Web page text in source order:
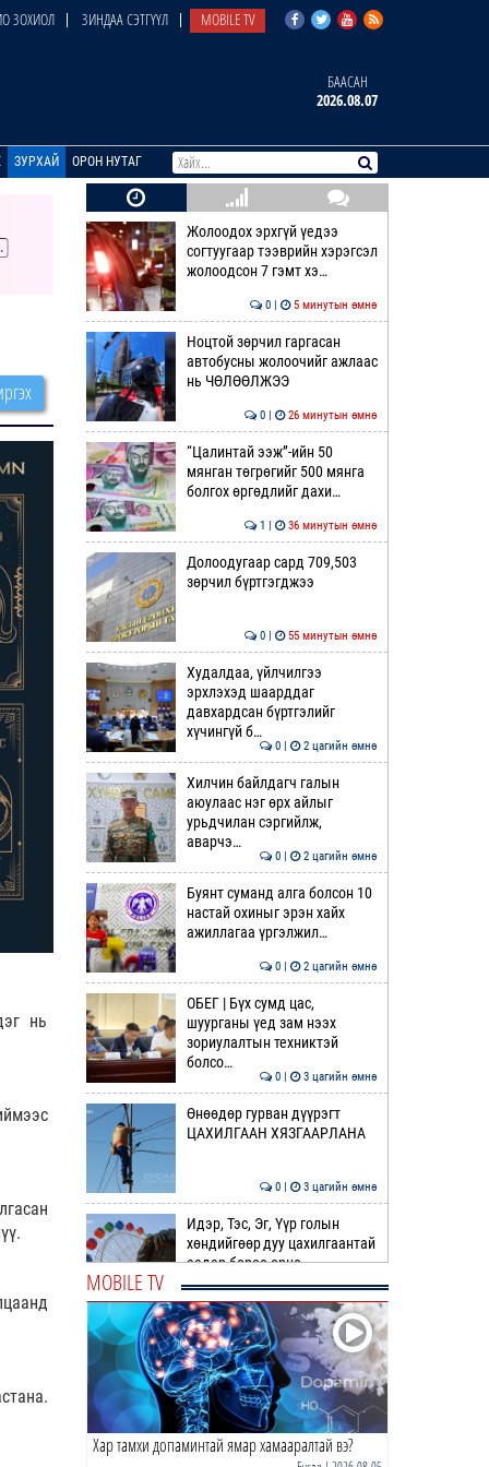
ЗОХИОЛ ЗИНДАА СЭТГҮҮЛ MOBILE TV
БААСАН
2026.08.07
ЗУРХАЙ ОРОН НУТАГ
нь
Жолоодох эрхгүй үедээ
согтуугаар тээврийн хэрэгсэл
жолоодсон 7 гэмт хэ…
0 | 5 минутын өмнө
Ноцтой зөрчил гаргасан
автобусны жолоочийг ажлаас
нь ЧӨЛӨӨЛЖЭЭ
0 | 26 минутын өмнө
“Цалинтай ээж”-ийн 50
мянган төгрөгийг 500 мянга
болгох өргөдлийг дахи…
1 | 36 минутын өмнө
Долоодугаар сард 709,503
зөрчил бүртгэгджээ
0 | 55 минутын өмнө
Худалдаа, үйлчилгээ
эрхлэхэд шаарддаг
давхардсан бүртгэлийг
хүчингүй б…
0 | 2 цагийн өмнө
Хилчин байлдагч галын
аюулаас нэг өрх айлыг
урьдчилан сэргийлж,
аварчэ…
0 | 2 цагийн өмнө
Буянт суманд алга болсон 10
настай охиныг эрэн хайх
ажиллагаа үргэлжил…
0 | 2 цагийн өмнө
ОБЕГ | Бүх сумд цас,
шуурганы үед зам нээх
зориулалтын техниктэй
болсо…
0 | 3 цагийн өмнө
Өнөөдөр гурван дүүрэгт
ЦАХИЛГААН ХЯЗГААРЛАНА
0 | 3 цагийн өмнө
Идэр, Тэс, Эг, Үүр голын
хөндийгөөр дуу цахилгаантай
аадар бороо орно
ӨРНИЙН ЗУРХАЙ |
Ихрийнхний эрч хүч, авьяас
чадвар ундарна
0 | 5 цагийн өмнө
ӨГЛӨӨНИЙ МЭНД!
MOBILE TV
Хар тамхи допаминтай ямар хамааралтай вэ?